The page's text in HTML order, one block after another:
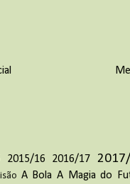
2015/16 2016/17
A Bola A Magia do